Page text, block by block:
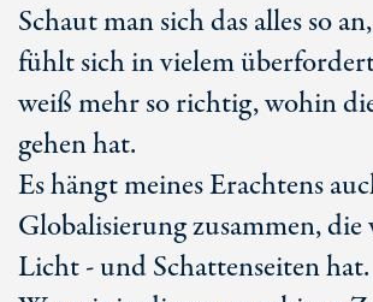
Schaut man sich das alles so
fühlt sich in vielem
weiß mehr so richtig, wohin
gehen hat.
Es hängt meines Erachtens
Globalisierung zusammen, die
Licht - und Schattenseiten hat.